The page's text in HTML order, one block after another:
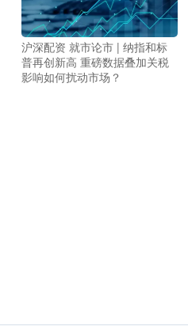
沪深配资 就市论市 | 纳指和标
普再创新高 重磅数据叠加关税
影响如何扰动市场？